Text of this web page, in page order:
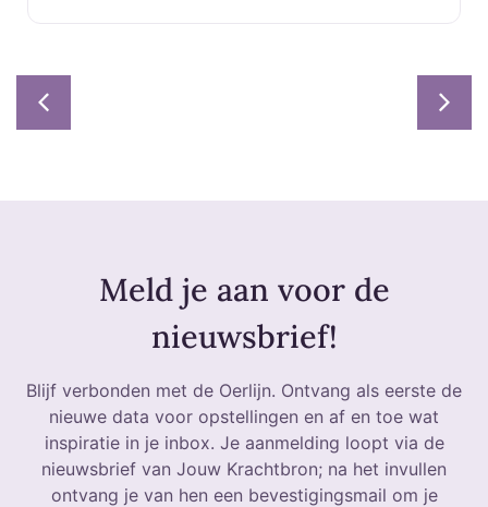
Meld je aan voor de
nieuwsbrief!
Blijf verbonden met de Oerlijn. Ontvang als eerste de
nieuwe data voor opstellingen en af en toe wat
inspiratie in je inbox. Je aanmelding loopt via de
nieuwsbrief van Jouw Krachtbron; na het invullen
ontvang je van hen een bevestigingsmail om je